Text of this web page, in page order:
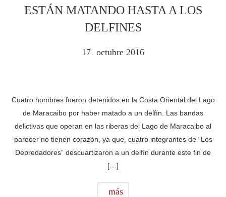
ESTÁN MATANDO HASTA A LOS
DELFINES
17 . octubre 2016
Cuatro hombres fueron detenidos en la Costa Oriental del Lago
de Maracaibo por haber matado a un delfín. Las bandas
delictivas que operan en las riberas del Lago de Maracaibo al
parecer no tienen corazón, ya que, cuatro integrantes de “Los
Depredadores” descuartizaron a un delfín durante este fin de
[…]
más